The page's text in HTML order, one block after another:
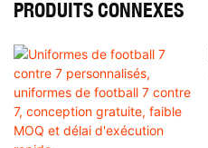
PRODUITS CONNEXES